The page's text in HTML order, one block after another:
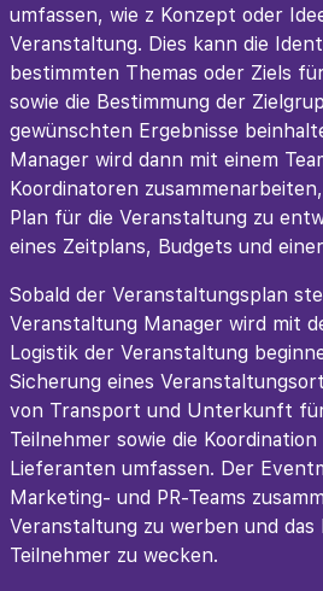
umfassen, wie z Konzept oder
Veranstaltung. Dies kann die
bestimmten Themas oder Ziels
sowie die Bestimmung der
gewünschten Ergebnisse
Manager wird dann mit einem
Koordinatoren
Plan für die Veranstaltung zu
eines Zeitplans, Budgets und
Sobald der Veranstaltungsplan
Veranstaltung Manager wird mit
Logistik der Veranstaltung
Sicherung eines
von Transport und Unterkunft
Teilnehmer sowie die
Lieferanten umfassen. Der
Marketing- und PR-Teams
Veranstaltung zu werben und
Teilnehmer zu wecken.